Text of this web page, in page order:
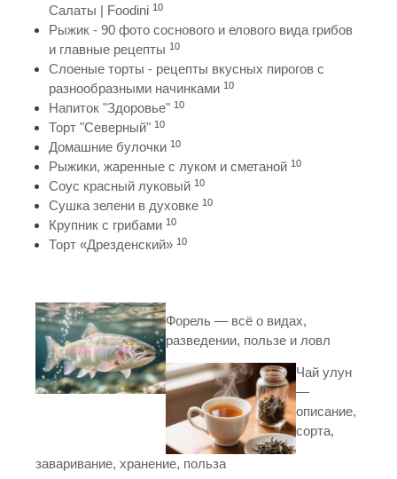
Салаты | Foodini 10
Рыжик - 90 фото соснового и елового вида грибов
и главные рецепты 10
Слоеные торты - рецепты вкусных пирогов с
разнообразными начинками 10
Напиток "Здоровье" 10
Торт "Северный" 10
Домашние булочки 10
Рыжики, жаренные с луком и сметаной 10
Соус красный луковый 10
Сушка зелени в духовке 10
Крупник с грибами 10
Торт «Дрезденский» 10
Форель — всё о видах,
разведении, пользе и ловл
Чай улун
—
описание,
сорта,
заваривание, хранение, польза